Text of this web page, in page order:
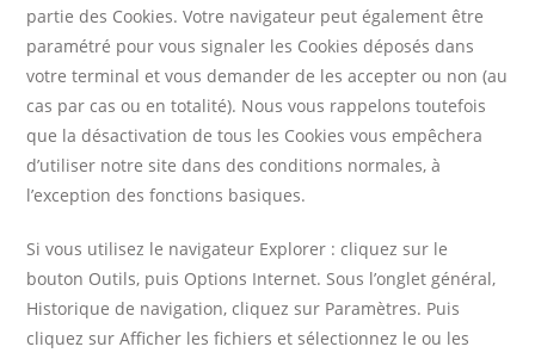
partie des Cookies. Votre navigateur peut également être
paramétré pour vous signaler les Cookies déposés dans
votre terminal et vous demander de les accepter ou non (au
cas par cas ou en totalité). Nous vous rappelons toutefois
que la désactivation de tous les Cookies vous empêchera
d’utiliser notre site dans des conditions normales, à
l’exception des fonctions basiques.
Si vous utilisez le navigateur Explorer : cliquez sur le
bouton Outils, puis Options Internet. Sous l’onglet général,
Historique de navigation, cliquez sur Paramètres. Puis
cliquez sur Afficher les fichiers et sélectionnez le ou les